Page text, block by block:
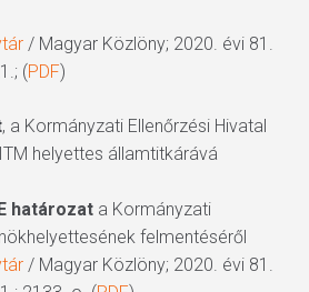
/ Magyar Közlöny; 2020. évi 81.
(PDF)
, a Kormányzati Ellenőrzési Hivatal
helyettes államtitkárává
határozata Kormányzati
felmentéséről
/ Magyar Közlöny; 2020. évi 81.